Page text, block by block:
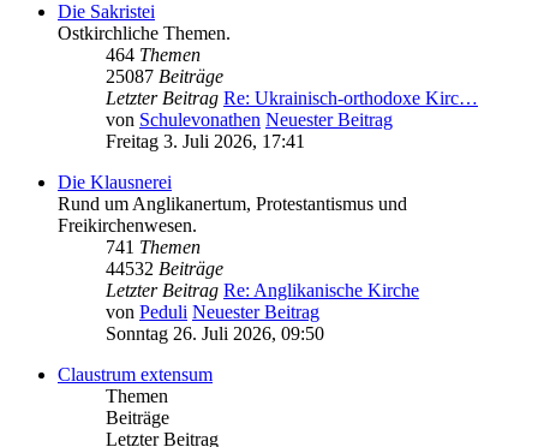
Die Sakristei
Ostkirchliche Themen.
464 Themen
25087 Beiträge
Letzter Beitrag Re: Ukrainisch-orthodoxe Kirc…
von Schulevonathen Neuester Beitrag
Freitag 3. Juli 2026, 17:41
Die Klausnerei
Rund um Anglikanertum, Protestantismus und
Freikirchenwesen.
741 Themen
44532 Beiträge
Letzter Beitrag Re: Anglikanische Kirche
von Peduli Neuester Beitrag
Sonntag 26. Juli 2026, 09:50
Claustrum extensum
Themen
Beiträge
Letzter Beitrag